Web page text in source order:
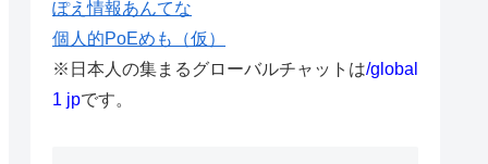
ぽえ情報あんてな
個人的PoEめも（仮）
※日本人の集まるグローバルチャットは/global
1 jpです。